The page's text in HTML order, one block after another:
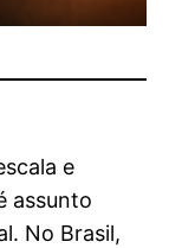
e
assunto
No Brasil,